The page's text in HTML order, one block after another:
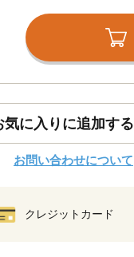
気に入りに追加する
お問い合わせについて
クレジットカード